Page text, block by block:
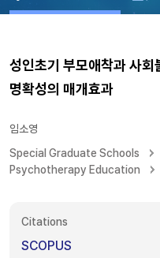
성인초기 부모애착과 사
명확성의 매개효과
임소영
Special Graduate Schools
Psychotherapy Education
Citations
SCOPUS